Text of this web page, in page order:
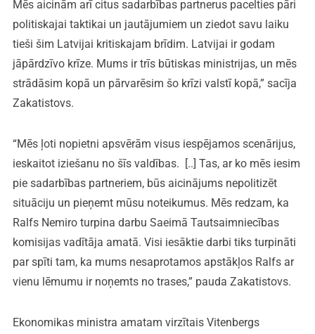
Mēs aicinām arī citus sadarbības partnerus pacelties pāri
politiskajai taktikai un jautājumiem un ziedot savu laiku
tieši šim Latvijai kritiskajam brīdim. Latvijai ir godam
jāpārdzīvo krīze. Mums ir trīs būtiskas ministrijas, un mēs
strādāsim kopā un pārvarēsim šo krīzi valstī kopā,” sacīja
Zakatistovs.
“Mēs ļoti nopietni apsvērām visus iespējamos scenārijus,
ieskaitot iziešanu no šīs valdības. [..] Tas, ar ko mēs iesim
pie sadarbības partneriem, būs aicinājums nepolitizēt
situāciju un pieņemt mūsu noteikumus. Mēs redzam, ka
Ralfs Nemiro turpina darbu Saeimā Tautsaimniecības
komisijas vadītāja amatā. Visi iesāktie darbi tiks turpināti
par spīti tam, ka mums nesaprotamos apstākļos Ralfs ar
vienu lēmumu ir noņemts no trases,” pauda Zakatistovs.
Ekonomikas ministra amatam virzītais Vitenbergs